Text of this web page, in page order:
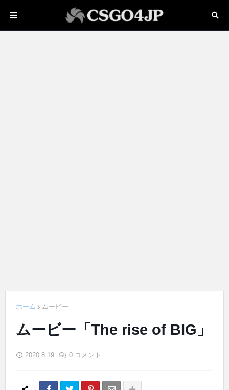
ホーム ムービー
ムービー「The rise of BIG」
2020.8.19 0 コメント